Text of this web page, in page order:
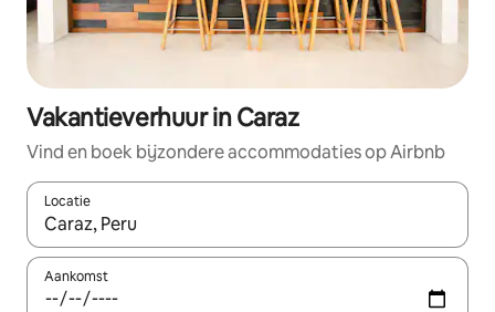
Vakantieverhuur in Caraz
Vind en boek bijzondere accommodaties op Airbnb
Locatie
Wanneer er suggesties beschikbaar zijn, maak je een keuze
Aankomst